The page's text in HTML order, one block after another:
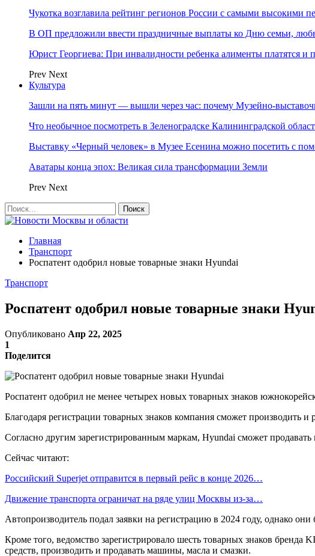
Чукотка возглавила рейтинг регионов России с самыми высокими
В ОП предложили ввести праздничные выплаты ко Дню семьи,
Юрист Георгиева: При инвалидности ребенка алименты платятся и
Prev Next
Культура
Зашли на пять минут — вышли через час: почему Музейно-
Что необычное посмотреть в Зеленоградске Калининградской
Выставку «Черный человек» в Музее Есенина можно посетить с
Аватары конца эпох: Великая сила трансформации Земли
Prev Next
Главная
Транспорт
Роспатент одобрил новые товарные знаки Hyundai
Транспорт
Роспатент одобрил новые товарные знаки
Опубликовано Апр 22, 2025
1
Поделится
Роспатент одобрил не менее четырех новых товарных знаков
Благодаря регистрации товарных знаков компания сможет производить
Согласно другим зарегистрированным маркам, Hyundai сможет
Сейчас читают:
Российский Superjet отправится в первый рейс в конце 2026…
Движение транспорта ограничат на ряде улиц Москвы из-за…
Автопроизводитель подал заявки на регистрацию в 2024 году, однако
Кроме того, ведомство зарегистрировало шесть товарных знаков
средств, производить и продавать машины, масла и смазки.